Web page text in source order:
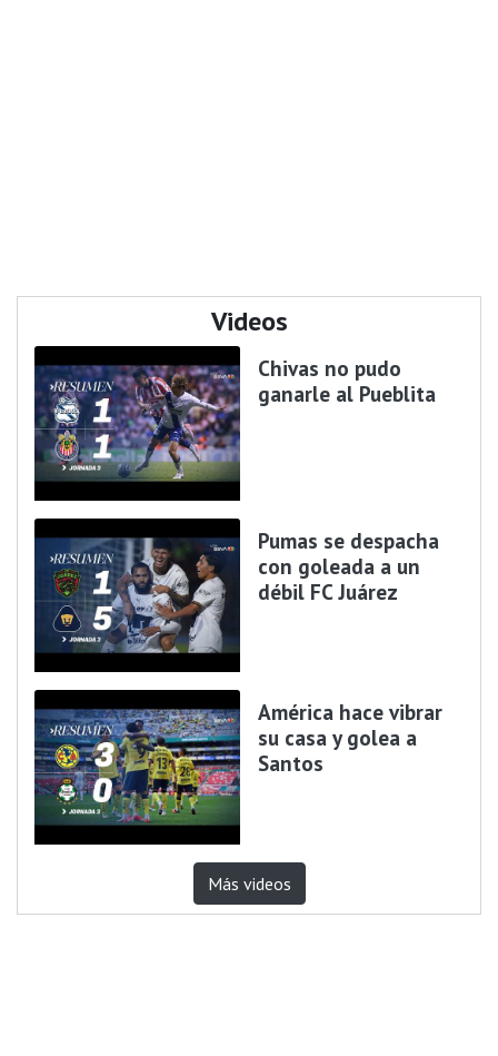
Videos
Chivas no pudo
ganarle al Pueblita
Pumas se despacha
con goleada a un
débil FC Juárez
América hace vibrar
su casa y golea a
Santos
Más videos